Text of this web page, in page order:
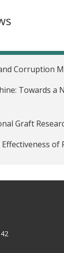
Corruption
Towards a
Graft
of